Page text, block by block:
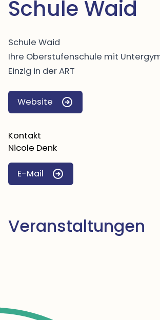
Schule Waid
Schule Waid
Ihre Oberstufenschule mit
Einzig in der ART
Website
Kontakt
Nicole Denk
E-Mail
Veranstaltungen